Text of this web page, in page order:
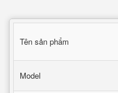
Tên sản phẩm
Model